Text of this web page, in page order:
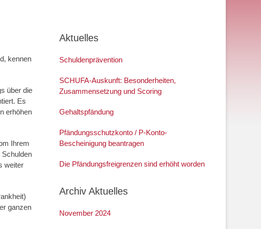
kennen
über die
Es
erhöhen
Ihrem
Schulden
weiter
ganzen
Aktuelles
Schuldenprävention
SCHUFA-Auskunft: Besonderheiten,
Zusammensetzung und Scoring
Gehaltspfändung
Pfändungsschutzkonto / P-Konto-
Bescheinigung beantragen
Die Pfändungsfreigrenzen sind erhöht worden
Archiv Aktuelles
November 2024